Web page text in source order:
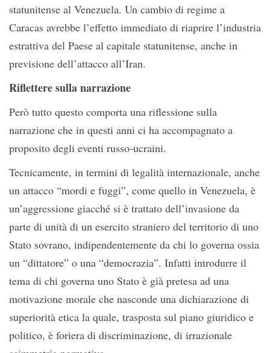
statunitense al Venezuela. Un cambio di regime a
Caracas avrebbe l’effetto immediato di riaprire l’industria
estrattiva del Paese al capitale statunitense, anche in
previsione dell’attacco all’Iran.
Riflettere sulla narrazione
Però tutto questo comporta una riflessione sulla
narrazione che in questi anni ci ha accompagnato a
proposito degli eventi russo-ucraini.
Tecnicamente, in termini di legalità internazionale, anche
un attacco “mordi e fuggi”, come quello in Venezuela, è
un’aggressione giacché si è trattato dell’invasione da
parte di unità di un esercito straniero del territorio di uno
Stato sovrano, indipendentemente da chi lo governa ossia
un “dittatore” o una “democrazia”. Infatti introdurre il
tema di chi governa uno Stato è già pretesa ad una
motivazione morale che nasconde una dichiarazione di
superiorità etica la quale, trasposta sul piano giuridico e
politico, è foriera di discriminazione, di irrazionale